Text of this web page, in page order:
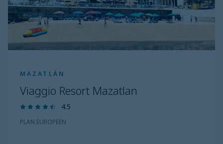
MAZATLÁN
Viaggio Resort Mazatlan
4.5
PLAN EUROPEEN